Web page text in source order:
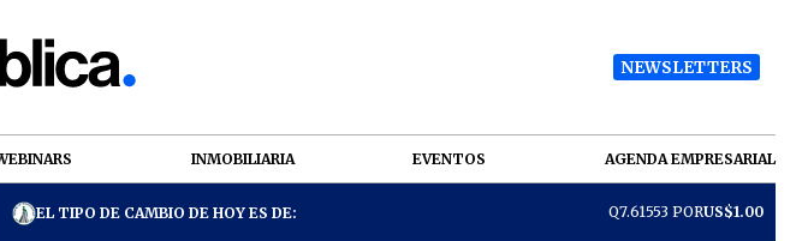
NEWSLETTERS
INMOBILIARIA EVENTOS AGENDA EMPRESARIAL
EL TIPO DE CAMBIO DE HOY ES DE: Q7.61553 PORUS$1.00